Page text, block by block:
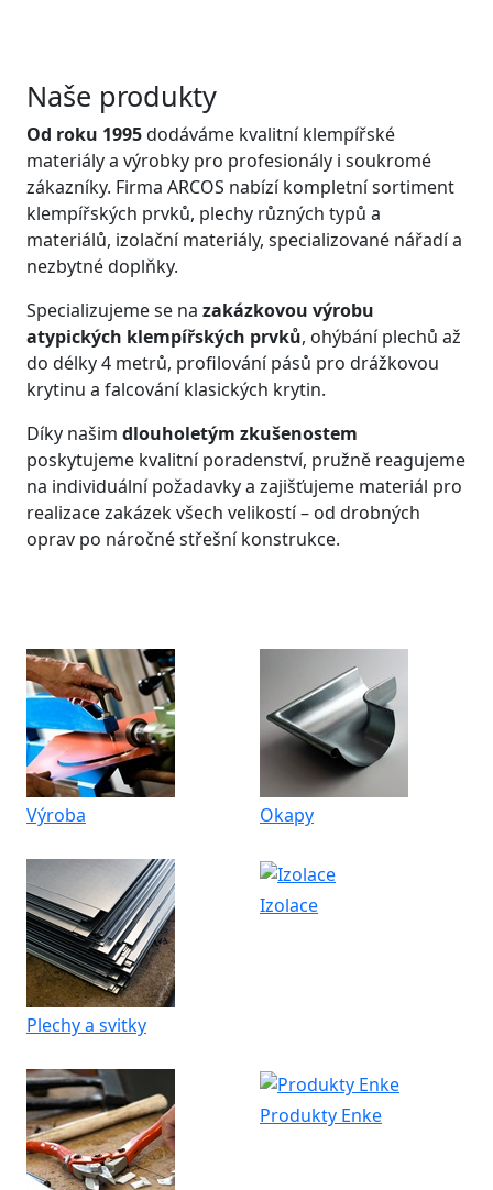
Naše produkty
Od roku 1995dodáváme kvalitní klempířské
materiály a výrobky pro profesionály i soukromé
zákazníky. Firma ARCOS nabízí kompletní sortiment
klempířských prvků, plechy různých typů a
materiálů, izolační materiály, specializované nářadí a
nezbytné doplňky.
Specializujeme se na zakázkovou výrobu
atypických klempířských prvků, ohýbání plechů až
do délky 4 metrů, profilování pásů pro drážkovou
krytinu a falcování klasických krytin.
Díky našim dlouholetým zkušenostem
poskytujeme kvalitní poradenství, pružně reagujeme
na individuální požadavky a zajišťujeme materiál pro
realizace zakázek všech velikostí – od drobných
oprav po náročné střešní konstrukce.
Výroba Okapy
Plechy a svitky
Izolace
Produkty Enke